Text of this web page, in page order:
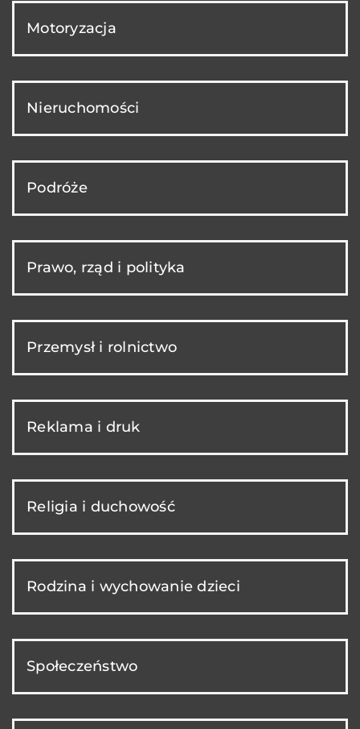
Motoryzacja
Nieruchomości
Podróże
Prawo, rząd i polityka
Przemysł i rolnictwo
Reklama i druk
Religia i duchowość
Rodzina i wychowanie dzieci
Społeczeństwo